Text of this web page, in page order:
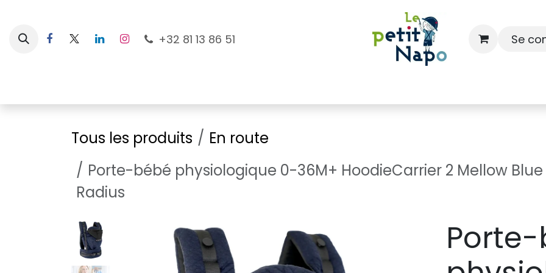
+32 81 13 86 51 Se
Tous les produits
En route
Porte-bébé physiologique 0-36M+ HoodieCarrier 2 Mellow
Radius